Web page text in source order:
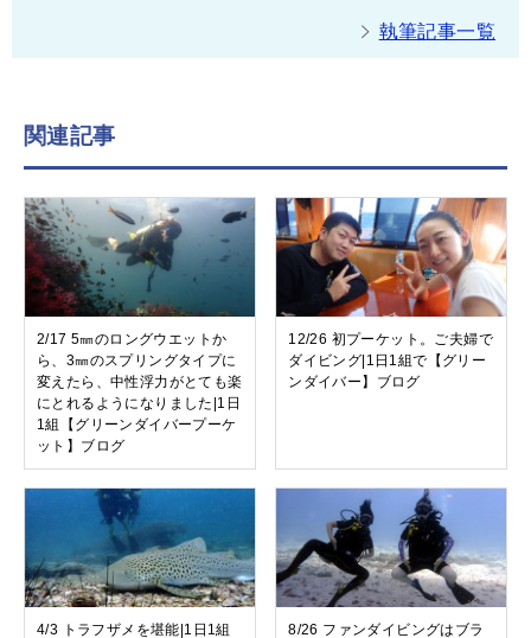
執筆記事一覧
関連記事
2/17 5㎜のロングウエットか
ら、3㎜のスプリングタイプに
変えたら、中性浮力がとても楽
にとれるようになりました|1日
1組【グリーンダイバープーケ
ット】ブログ
12/26 初プーケット。ご夫婦で
ダイビング|1日1組で【グリー
ンダイバー】ブログ
4/3 トラフザメを堪能|1日1組 8/26 ファンダイビングはブラ